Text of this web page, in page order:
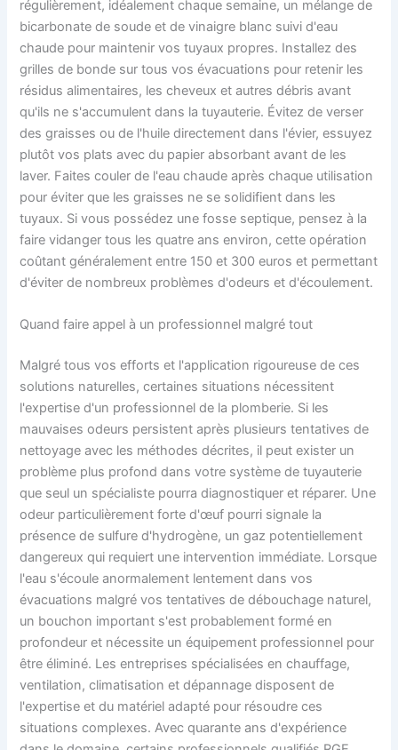
régulièrement, idéalement chaque semaine, un mélange de
bicarbonate de soude et de vinaigre blanc suivi d'eau
chaude pour maintenir vos tuyaux propres. Installez des
grilles de bonde sur tous vos évacuations pour retenir les
résidus alimentaires, les cheveux et autres débris avant
qu'ils ne s'accumulent dans la tuyauterie. Évitez de verser
des graisses ou de l'huile directement dans l'évier, essuyez
plutôt vos plats avec du papier absorbant avant de les
laver. Faites couler de l'eau chaude après chaque utilisation
pour éviter que les graisses ne se solidifient dans les
tuyaux. Si vous possédez une fosse septique, pensez à la
faire vidanger tous les quatre ans environ, cette opération
coûtant généralement entre 150 et 300 euros et permettant
d'éviter de nombreux problèmes d'odeurs et d'écoulement.
Quand faire appel à un professionnel malgré tout
Malgré tous vos efforts et l'application rigoureuse de ces
solutions naturelles, certaines situations nécessitent
l'expertise d'un professionnel de la plomberie. Si les
mauvaises odeurs persistent après plusieurs tentatives de
nettoyage avec les méthodes décrites, il peut exister un
problème plus profond dans votre système de tuyauterie
que seul un spécialiste pourra diagnostiquer et réparer. Une
odeur particulièrement forte d'œuf pourri signale la
présence de sulfure d'hydrogène, un gaz potentiellement
dangereux qui requiert une intervention immédiate. Lorsque
l'eau s'écoule anormalement lentement dans vos
évacuations malgré vos tentatives de débouchage naturel,
un bouchon important s'est probablement formé en
profondeur et nécessite un équipement professionnel pour
être éliminé. Les entreprises spécialisées en chauffage,
ventilation, climatisation et dépannage disposent de
l'expertise et du matériel adapté pour résoudre ces
situations complexes. Avec quarante ans d'expérience